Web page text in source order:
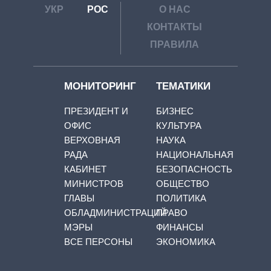
УКР РОС
О НАС
КОНТАКТЫ
ПРАВИЛА
МОНИТОРИНГ
ПРЕЗИДЕНТ И
ОФИС
ВЕРХОВНАЯ
РАДА
КАБИНЕТ
МИНИСТРОВ
ГЛАВЫ
ОБЛАДМИНИСТРАЦИЙ
МЭРЫ
ВСЕ ПЕРСОНЫ
ТЕМАТИКИ
БИЗНЕС
КУЛЬТУРА
НАУКА
НАЦИОНАЛЬНАЯ
БЕЗОПАСНОСТЬ
ОБЩЕСТВО
ПОЛИТИКА
ПРАВО
ФИНАНСЫ
ЭКОНОМИКА